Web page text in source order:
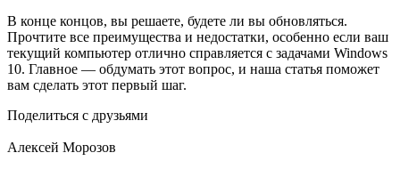
В конце концов, вы решаете, будете ли вы обновляться.
Прочтите все преимущества и недостатки, особенно если ваш
текущий компьютер отлично справляется с задачами Windows
10. Главное — обдумать этот вопрос, и наша статья поможет
вам сделать этот первый шаг.
Поделиться с друзьями
Алексей Морозов